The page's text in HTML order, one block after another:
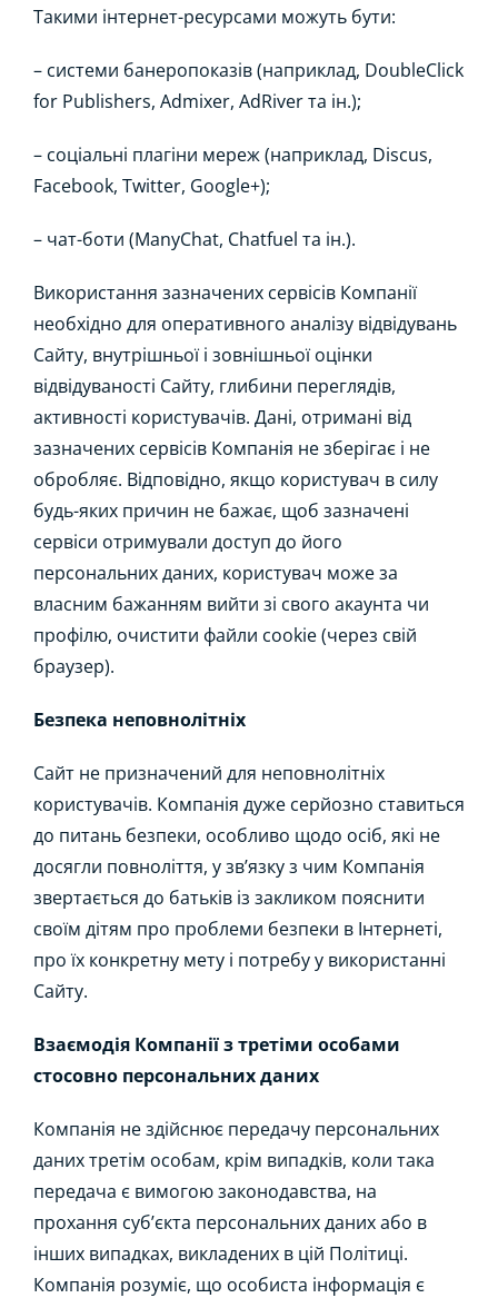
Такими інтернет-ресурсами можуть бути:
– системи банеропоказів (наприклад, DoubleClick
for Publishers, Admixer, AdRiver та ін.);
– соціальні плагіни мереж (наприклад, Discus,
Facebook, Twitter, Google+);
– чат-боти (ManyChat, Chatfuel та ін.).
Використання зазначених сервісів Компанії
необхідно для оперативного аналізу відвідувань
Сайту, внутрішньої і зовнішньої оцінки
відвідуваності Сайту, глибини переглядів,
активності користувачів. Дані, отримані від
зазначених сервісів Компанія не зберігає і не
обробляє. Відповідно, якщо користувач в силу
будь-яких причин не бажає, щоб зазначені
сервіси отримували доступ до його
персональних даних, користувач може за
власним бажанням вийти зі свого акаунта чи
профілю, очистити файли cookie (через свій
браузер).
Безпека неповнолітніх
Сайт не призначений для неповнолітніх
користувачів. Компанія дуже серйозно ставиться
до питань безпеки, особливо щодо осіб, які не
досягли повноліття, у зв’язку з чим Компанія
звертається до батьків із закликом пояснити
своїм дітям про проблеми безпеки в Інтернеті,
про їх конкретну мету і потребу у використанні
Сайту.
Взаємодія Компанії з третіми особами
стосовно персональних даних
Компанія не здійснює передачу персональних
даних третім особам, крім випадків, коли така
передача є вимогою законодавства, на
прохання суб’єкта персональних даних або в
інших випадках, викладених в цій Політиці.
Компанія розуміє, що особиста інформація є